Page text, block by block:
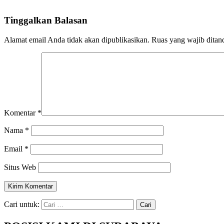
Tinggalkan Balasan
Alamat email Anda tidak akan dipublikasikan. Ruas yang wajib
Komentar *
Nama *
Email *
Situs Web
Cari untuk: